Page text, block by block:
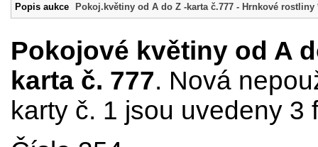
Popis aukce Pokoj.květiny od A do Z -karta č.777 - Hrnkové rostliny
Pokojové květiny od A
karta č. 777. Nová
karty č. 1 jsou uvedeny 3